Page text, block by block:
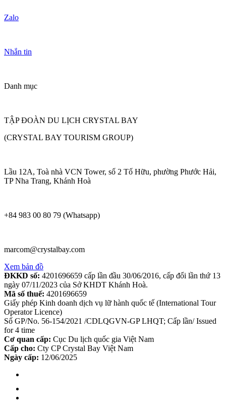
Zalo
Nhắn tin
Danh mục
TẬP ĐOÀN DU LỊCH CRYSTAL BAY
(CRYSTAL BAY TOURISM GROUP)
Lầu 12A, Toà nhà VCN Tower, số 2 Tố Hữu, phường Phước Hải,
TP Nha Trang, Khánh Hoà
+84 983 00 80 79 (Whatsapp)
marcom@crystalbay.com
Xem bản đồ
ĐKKD số: 4201696659 cấp lần đầu 30/06/2016, cấp đổi lần thứ 13
ngày 07/11/2023 của Sở KHDT Khánh Hoà.
Mã số thuế: 4201696659
Giấy phép Kinh doanh dịch vụ lữ hành quốc tế (International Tour
Operator Licence)
Số GP/No. 56-154/2021 /CDLQGVN-GP LHQT; Cấp lần/ Issued
for 4 time
Cơ quan cấp: Cục Du lịch quốc gia Việt Nam
Cấp cho: Cty CP Crystal Bay Việt Nam
Ngày cấp: 12/06/2025